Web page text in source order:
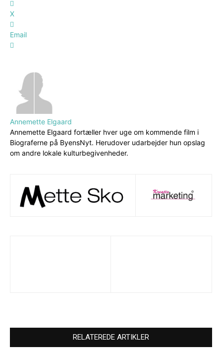
X
Email
Annemette Elgaard
Annemette Elgaard fortæller hver uge om kommende film i
Biograferne på ByensNyt. Herudover udarbejder hun opslag
om andre lokale kulturbegivenheder.
RELATEREDE ARTIKLER